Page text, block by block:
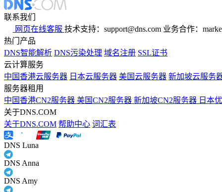
联系我们
网页在线客服 技术支持：support@dns.com 业务合作：
热门产品
DNS智能解析 DNS污染处理 域名注册 SSL证书
云计算服务
中国香港云服务器 日本云服务器 美国云服务器 新加坡云服务
服务器租用
中国香港CN2服务器 美国CN2服务器 新加坡CN2服务器 日本
关于DNS.COM
关于DNS.COM 帮助中心 词汇表
DNS Luna
DNS Anna
DNS Amy